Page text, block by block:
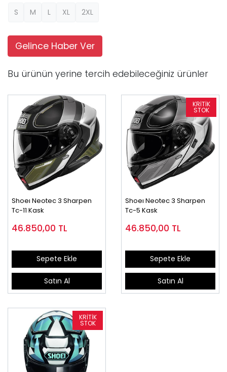
S
M L XL 2XL
Gelince Haber Ver
Bu ürünün yerine tercih edebileceğiniz ürünler
Shoeı Neotec 3 Sharpen
Tc-11 Kask
46.850,00 TL
Sepete Ekle
Satın Al
Shoeı Neotec 3 Sharpen
Tc-5 Kask
46.850,00 TL
Sepete Ekle
Satın Al